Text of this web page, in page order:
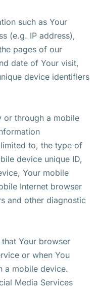
such as Your
(e.g. IP address),
pages of our
date of Your visit,
device identifiers
or through a mobile
to, the type of
device unique ID,
Your mobile
Internet browser
and other diagnostic
Your browser
or when You
a mobile device.
Media Services